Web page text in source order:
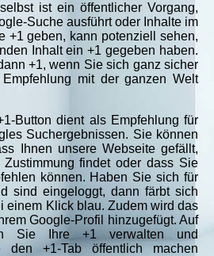
ist ein öffentlicher Vorgang,
Suche ausführt oder Inhalte im
+1 geben, kann potenziell sehen,
Inhalt ein +1 gegeben haben.
+1, wenn Sie sich ganz sicher
mit der ganzen Welt
Button dient als Empfehlung für
Suchergebnissen. Sie können
Ihnen unsere Webseite gefällt,
findet oder dass Sie
können. Haben Sie sich für
sind eingeloggt, dann färbt sich
einem Klick blau. Zudem wird das
Google-Profil hinzugefügt. Auf
Sie Ihre +1 verwalten und
den +1-Tab öffentlich machen